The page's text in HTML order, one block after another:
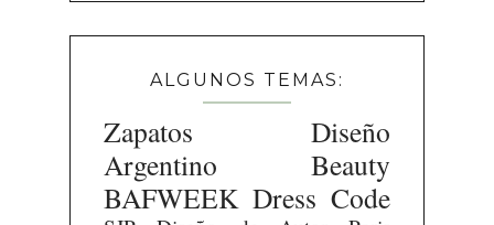
ALGUNOS TEMAS:
Zapatos
Diseño
Argentino
Beauty
BAFWEEK Dress Code